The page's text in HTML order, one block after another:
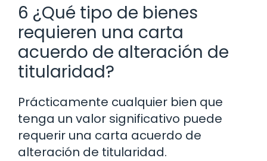
6 ¿Qué tipo de bienes
requieren una carta
acuerdo de alteración de
titularidad?
Prácticamente cualquier bien que
tenga un valor significativo puede
requerir una carta acuerdo de
alteración de titularidad.